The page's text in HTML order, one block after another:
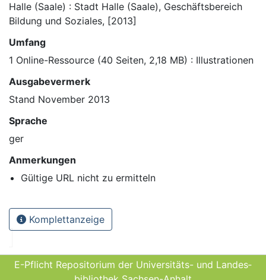
Halle (Saale) : Stadt Halle (Saale), Geschäftsbereich
Bildung und Soziales, [2013]
Umfang
1 Online-Ressource (40 Seiten, 2,18 MB) : Illustrationen
Ausgabevermerk
Stand November 2013
Sprache
ger
Anmerkungen
Gültige URL nicht zu ermitteln
Komplettanzeige
E-Pflicht Repositorium der Universitäts- und Landes­